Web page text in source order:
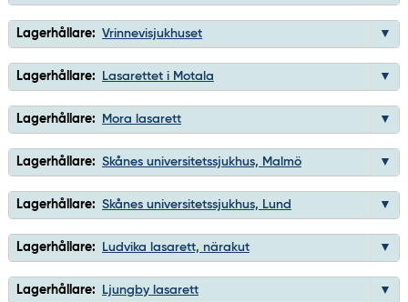
Lagerhållare: Vrinnevisjukhuset
Lagerhållare: Lasarettet i Motala
Lagerhållare: Mora lasarett
Lagerhållare: Skånes universitetssjukhus, Malmö
Lagerhållare: Skånes universitetssjukhus, Lund
Lagerhållare: Ludvika lasarett, närakut
Lagerhållare: Ljungby lasarett